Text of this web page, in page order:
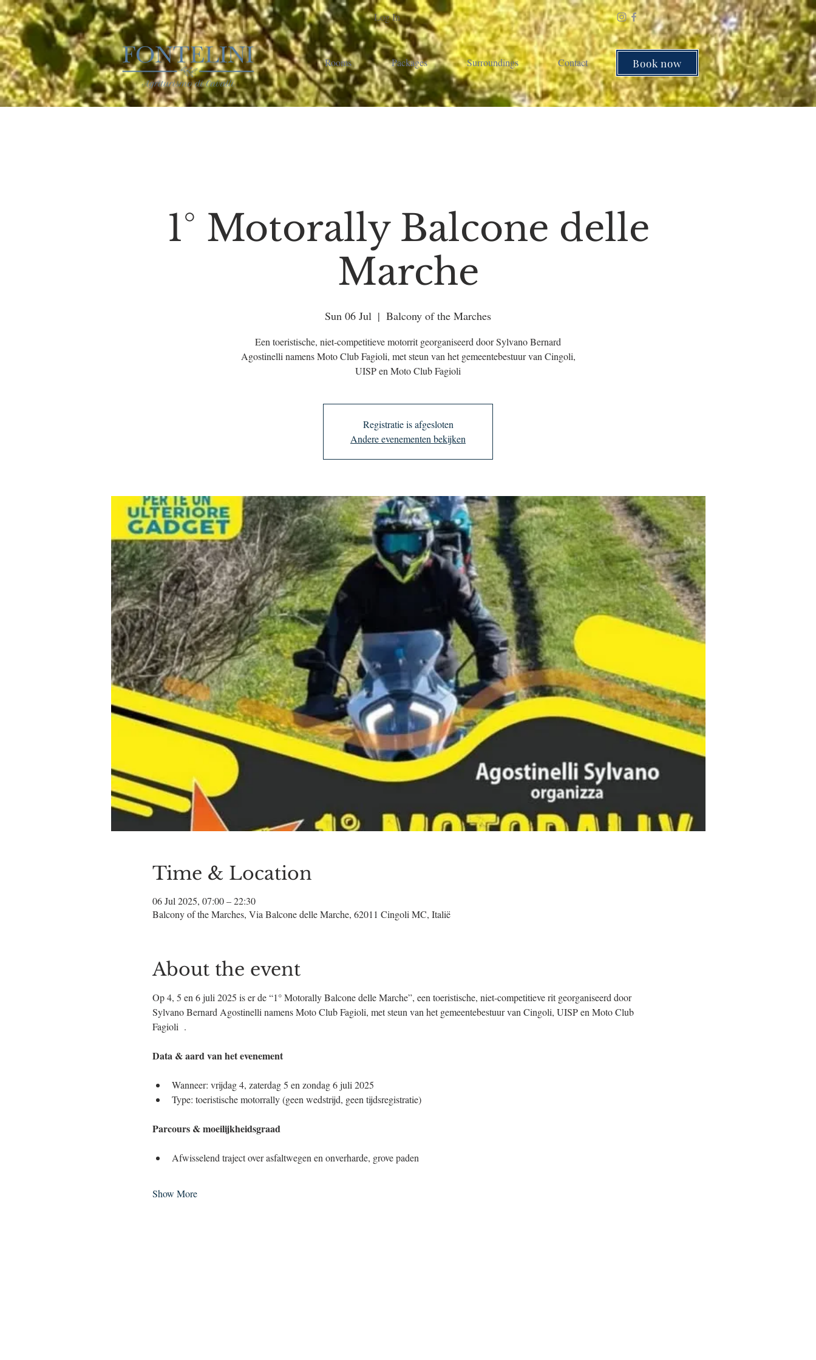
Log In
Rooms Packages Surroundings Contact Book now
1° Motorally Balcone delle
Marche
Sun 06 Jul
  |
Balcony of the Marches
Een toeristische, niet‑competitieve motorrit georganiseerd door Sylvano Bernard
Agostinelli namens Moto Club Fagioli, met steun van het gemeente­bestuur van Cingoli,
UISP en Moto Club Fagioli
Registratie is afgesloten
Andere evenementen bekijken
Time & Location
06 Jul 2025, 07:00 – 22:30
Balcony of the Marches, Via Balcone delle Marche, 62011 Cingoli MC, Italië
About the event
Op 4, 5 en 6 juli 2025 is er de “1° Motorally Balcone delle Marche”, een toeristische, niet‑competitieve rit georganiseerd door
Sylvano Bernard Agostinelli namens Moto Club Fagioli, met steun van het gemeente­bestuur van Cingoli, UISP en Moto Club
Fagioli  .
Data & aard van het evenement
Wanneer: vrijdag 4, zaterdag 5 en zondag 6 juli 2025
Type: toeristische motor­rally (geen wedstrijd, geen tijdsregistratie)
Parcours & moeilijkheidsgraad
Afwisselend traject over asfaltwegen en onverharde, grove paden
Show More